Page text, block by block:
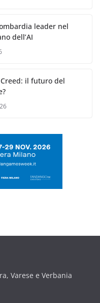
leader nel
dell’AI
il futuro del
Varese e Verbania